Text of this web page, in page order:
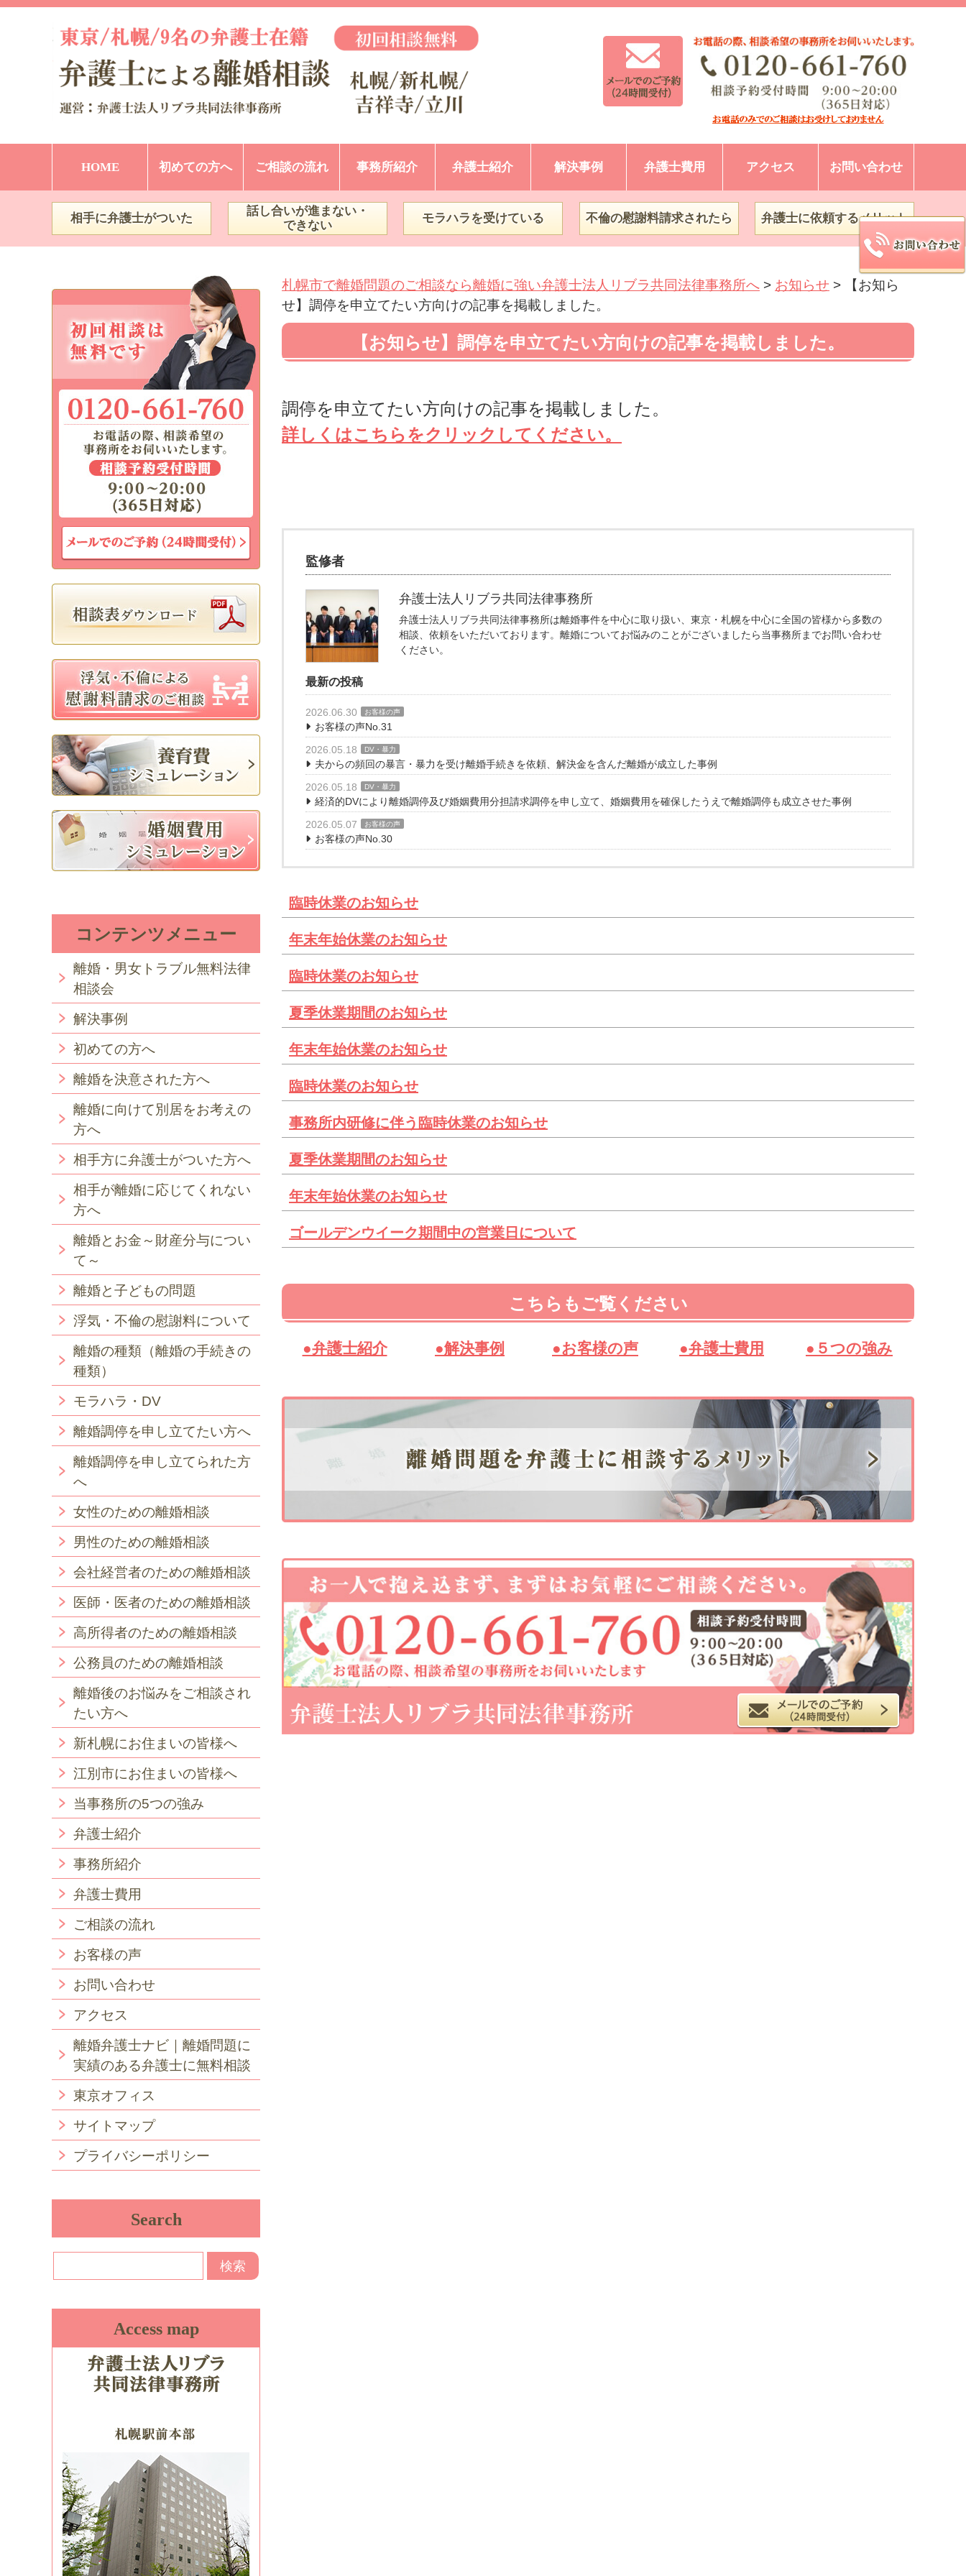
HOME 初めての方へ ご相談の流れ 事務所紹介 弁護士紹介 解決事例 弁護士費用 アクセス お問い合わせ
相手に弁護士がついた
話し合いが進まない・
できない
モラハラを受けている 不倫の慰謝料請求されたら 弁護士に依頼するメリット
札幌市で離婚問題のご相談なら離婚に強い弁護士法人リブラ共同法律事務所へ > お知らせ >
【お知ら
せ】調停を申立てたい方向けの記事を掲載しました。
【お知らせ】調停を申立てたい方向けの記事を掲載しました。
調停を申立てたい方向けの記事を掲載しました。
詳しくはこちらをクリックしてください。
監修者
弁護士法人リブラ共同法律事務所
弁護士法人リブラ共同法律事務所は離婚事件を中心に取り扱い、東京・札幌を中心に全国の皆様から多数の
相談、依頼をいただいております。離婚についてお悩みのことがございましたら当事務所までお問い合わせ
ください。
最新の投稿
2026.06.30 お客様の声
お客様の声No.31
2026.05.18
DV・暴力
夫からの頻回の暴言・暴力を受け離婚手続きを依頼、解決金を含んだ離婚が成立した事例
2026.05.18
DV・暴力
経済的DVにより離婚調停及び婚姻費用分担請求調停を申し立て、婚姻費用を確保したうえで離婚調停も成立させた事例
2026.05.07
お客様の声
お客様の声No.30
臨時休業のお知らせ
年末年始休業のお知らせ
臨時休業のお知らせ
夏季休業期間のお知らせ
年末年始休業のお知らせ
臨時休業のお知らせ
事務所内研修に伴う臨時休業のお知らせ
夏季休業期間のお知らせ
年末年始休業のお知らせ
ゴールデンウイーク期間中の営業日について
こちらもご覧ください
●弁護士紹介 ●解決事例 ●お客様の声 ●弁護士費用 ●５つの強み
コンテンツメニュー
離婚・男女トラブル無料法律
相談会
解決事例
初めての方へ
離婚を決意された方へ
離婚に向けて別居をお考えの
方へ
相手方に弁護士がついた方へ
相手が離婚に応じてくれない
方へ
離婚とお金～財産分与につい
て～
離婚と子どもの問題
浮気・不倫の慰謝料について
離婚の種類（離婚の手続きの
種類）
モラハラ・DV
離婚調停を申し立てたい方へ
離婚調停を申し立てられた方
へ
女性のための離婚相談
男性のための離婚相談
会社経営者のための離婚相談
医師・医者のための離婚相談
高所得者のための離婚相談
公務員のための離婚相談
離婚後のお悩みをご相談され
たい方へ
新札幌にお住まいの皆様へ
江別市にお住まいの皆様へ
当事務所の5つの強み
弁護士紹介
事務所紹介
弁護士費用
ご相談の流れ
お客様の声
お問い合わせ
アクセス
離婚弁護士ナビ｜離婚問題に
実績のある弁護士に無料相談
東京オフィス
サイトマップ
プライバシーポリシー
Search
Access map